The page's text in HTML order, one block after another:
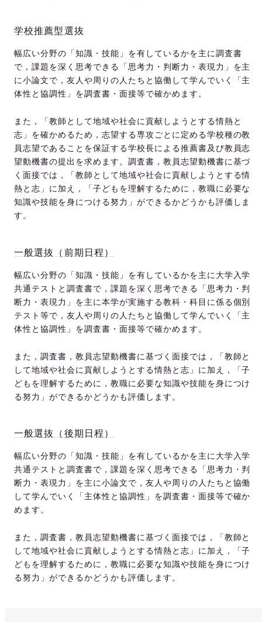
学校推薦型選抜
幅広い分野の「知識・技能」を有しているかを主に調査書
で，課題を深く思考できる「思考力・判断力・表現力」を主
に小論文で，友人や周りの人たちと協働して学んでいく「主
体性と協調性」を調査書・面接等で確かめます。
また，「教師として地域や社会に貢献しようとする情熱と
志」を確かめるため，志望する専攻ごとに定める学校種の教
員志望であることを保証する学校長による推薦書及び教員志
望動機書の提出を求めます。調査書，教員志望動機書に基づ
く面接では，「教師として地域や社会に貢献しようとする情
熱と志」に加え，「子どもを理解するために，教職に必要な
知識や技能を身につける努力」ができるかどうかも評価しま
す。
一般選抜（前期日程）
幅広い分野の「知識・技能」を有しているかを主に大学入学
共通テストと調査書で，課題を深く思考できる「思考力・判
断力・表現力」を主に本学が実施する教科・科目に係る個別
テスト等で，友人や周りの人たちと協働して学んでいく「主
体性と協調性」を調査書・面接等で確かめます。
また，調査書，教員志望動機書に基づく面接では，「教師と
して地域や社会に貢献しようとする情熱と志」に加え，「子
どもを理解するために，教職に必要な知識や技能を身につけ
る努力」ができるかどうかも評価します。
一般選抜（後期日程）
幅広い分野の「知識・技能」を有しているかを主に大学入学
共通テストと調査書で，課題を深く思考できる「思考力・判
断力・表現力」を主に小論文で，友人や周りの人たちと協働
して学んでいく「主体性と協調性」を調査書・面接等で確か
めます。
また，調査書，教員志望動機書に基づく面接では，「教師と
して地域や社会に貢献しようとする情熱と志」に加え，「子
どもを理解するために，教職に必要な知識や技能を身につけ
る努力」ができるかどうかも評価します。